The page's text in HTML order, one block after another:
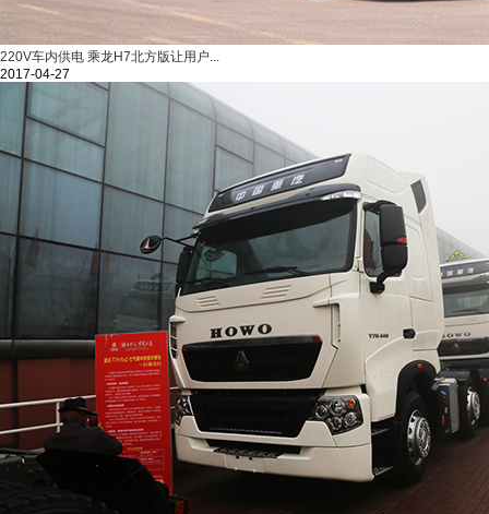
220V车内供电 乘龙H7北方版让用户...
2017-04-27